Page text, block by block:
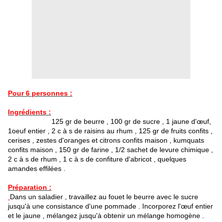
Pour 6 personnes :
Ingrédients :
125 gr de beurre , 100 gr de sucre , 1 jaune d'œuf,
1oeuf entier , 2 c à s de raisins au rhum , 125 gr de fruits confits ,
cerises , zestes d'oranges et citrons confits maison , kumquats
confits maison , 150 gr de farine , 1/2 sachet de levure chimique ,
2 c à s de rhum , 1 c à s de confiture d'abricot , quelques
amandes effilées .
Préparation :
Dans un saladier , travaillez au fouet le beurre avec le sucre
jusqu'à une consistance d'une pommade . Incorporez l'œuf entier
et le jaune , mélangez jusqu'à obtenir un mélange homogène .